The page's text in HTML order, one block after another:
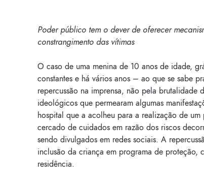
Poder público tem o dever de oferecer
constrangimento das vítimas
O caso de uma menina de 10 anos de idade,
constantes e há vários anos – ao que se sabe
repercussão na imprensa, não pela brutalidade
ideológicos que permearam algumas
hospital que a acolheu para a realização de
cercado de cuidados em razão dos riscos
sendo divulgados em redes sociais. A
inclusão da criança em programa de
residência.